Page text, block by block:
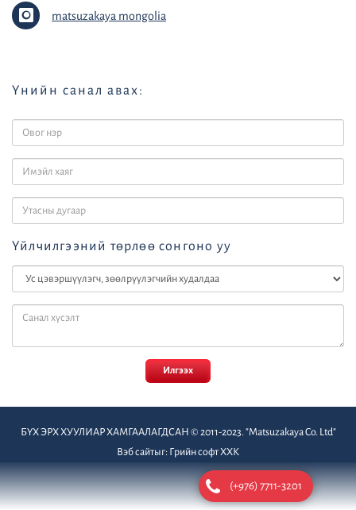
matsuzakaya mongolia
Үнийн санал авах:
Үйлчилгээний төрлөө сонгоно уу
Илгээх
БҮХ ЭРХ ХУУЛИАР ХАМГААЛАГДСАН © 2011-2023. "Matsuzakaya Co. Ltd"
Вэб сайтыг: Грийн софт ХХК
Дуудлагын төв (+976) 7711-3201